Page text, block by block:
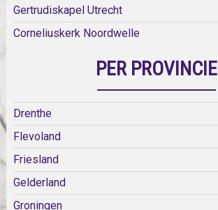
Gertrudiskapel Utrecht
Corneliuskerk Noordwelle
PER PROVINCIE
Drenthe
Flevoland
Friesland
Gelderland
Groningen